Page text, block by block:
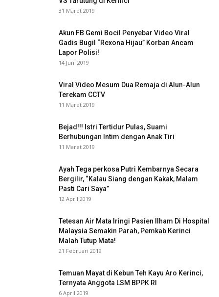
31 Maret 2019
Akun FB Gemi Bocil Penyebar Video Viral
Gadis Bugil “Rexona Hijau” Korban Ancam
Lapor Polisi!
14 Juni 2019
Viral Video Mesum Dua Remaja di Alun-Alun
Terekam CCTV
11 Maret 2019
Bejad!!! Istri Tertidur Pulas, Suami
Berhubungan Intim dengan Anak Tiri
11 Maret 2019
Ayah Tega perkosa Putri Kembarnya Secara
Bergilir, “Kalau Siang dengan Kakak, Malam
Pasti Cari Saya”
12 April 2019
Tetesan Air Mata Iringi Pasien Ilham Di Hospital
Malaysia Semakin Parah, Pemkab Kerinci
Malah Tutup Mata!
21 Februari 2019
Temuan Mayat di Kebun Teh Kayu Aro Kerinci,
Ternyata Anggota LSM BPPK RI
6 April 2019